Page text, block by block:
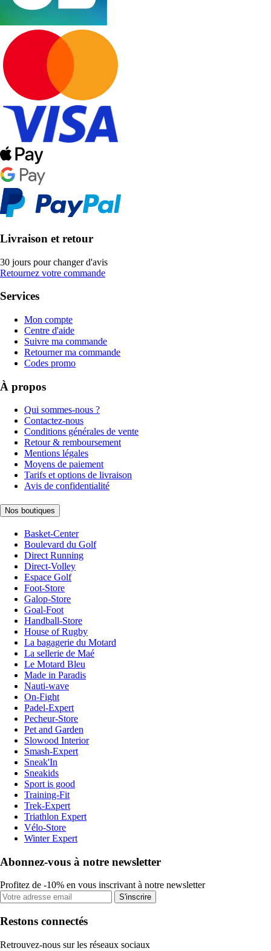
Livraison et retour
30 jours pour changer d'avis
Retournez votre commande
Services
Mon compte
Centre d'aide
Suivre ma commande
Retourner ma commande
Codes promo
À propos
Qui sommes-nous ?
Contactez-nous
Conditions générales de vente
Retour & remboursement
Mentions légales
Moyens de paiement
Tarifs et options de livraison
Avis de confidentialité
Nos boutiques
Basket-Center
Boulevard du Golf
Direct Running
Direct-Volley
Espace Golf
Foot-Store
Galop-Store
Goal-Foot
Handball-Store
House of Rugby
La bagagerie du Motard
La sellerie de Maé
Le Motard Bleu
Made in Paradis
Nauti-wave
On-Fight
Padel-Expert
Pecheur-Store
Pet and Garden
Slowood Interior
Smash-Expert
Sneak'In
Sneakids
Sport is good
Training-Fit
Trek-Expert
Triathlon Expert
Vélo-Store
Winter Expert
Abonnez-vous à notre newsletter
Profitez de -10% en vous inscrivant à notre newsletter
S'inscrire
Restons connectés
Retrouvez-nous sur les réseaux sociaux